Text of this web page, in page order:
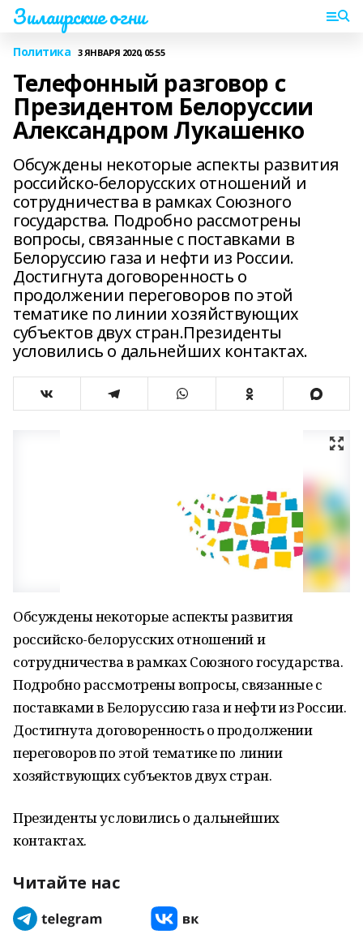
Зилаирские огни
Политика 3 ЯНВАРЯ 2020, 05:55
Телефонный разговор с
Президентом Белоруссии
Александром Лукашенко
Обсуждены некоторые аспекты развития
российско-белорусских отношений и
сотрудничества в рамках Союзного
государства. Подробно рассмотрены
вопросы, связанные с поставками в
Белоруссию газа и нефти из России.
Достигнута договоренность о
продолжении переговоров по этой
тематике по линии хозяйствующих
субъектов двух стран.Президенты
условились о дальнейших контактах.
Обсуждены некоторые аспекты развития
российско-белорусских отношений и
сотрудничества в рамках Союзного государства.
Подробно рассмотрены вопросы, связанные с
поставками в Белоруссию газа и нефти из России.
Достигнута договоренность о продолжении
переговоров по этой тематике по линии
хозяйствующих субъектов двух стран.
Президенты условились о дальнейших
контактах.
Читайте нас